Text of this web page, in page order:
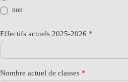
non
Effectifs actuels 2025-2026 *
Nombre actuel de classes *